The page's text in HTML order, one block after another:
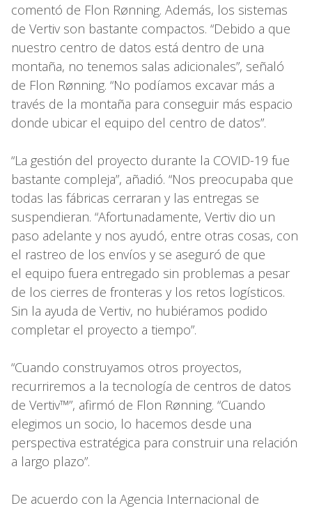
comentó de Flon Rønning. Además, los sistemas
de Vertiv son bastante compactos. “Debido a que
nuestro centro de datos está dentro de una
montaña, no tenemos salas adicionales”, señaló
de Flon Rønning. “No podíamos excavar más a
través de la montaña para conseguir más espacio
donde ubicar el equipo del centro de datos”.
“La gestión del proyecto durante la COVID-19 fue
bastante compleja”, añadió. “Nos preocupaba que
todas las fábricas cerraran y las entregas se
suspendieran. “Afortunadamente, Vertiv dio un
paso adelante y nos ayudó, entre otras cosas, con
el rastreo de los envíos y se aseguró de que
el equipo fuera entregado sin problemas a pesar
de los cierres de fronteras y los retos logísticos.
Sin la ayuda de Vertiv, no hubiéramos podido
completar el proyecto a tiempo”.
“Cuando construyamos otros proyectos,
recurriremos a la tecnología de centros de datos
de Vertiv™”, afirmó de Flon Rønning. “Cuando
elegimos un socio, lo hacemos desde una
perspectiva estratégica para construir una relación
a largo plazo”.
De acuerdo con la Agencia Internacional de